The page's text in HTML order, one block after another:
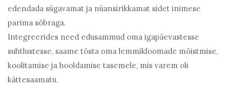
edendada sügavamat ja nüansirikkamat sidet inimese
parima sõbraga.
Integreerides need edusammud oma igapäevastesse
suhtlustesse, saame tõsta oma lemmikloomade mõistmise,
koolitamise ja hooldamise tasemele, mis varem oli
kättesaamatu.